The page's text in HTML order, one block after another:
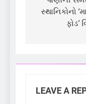
સ્થાનિકોનો
ફોડ’
LEAVE A